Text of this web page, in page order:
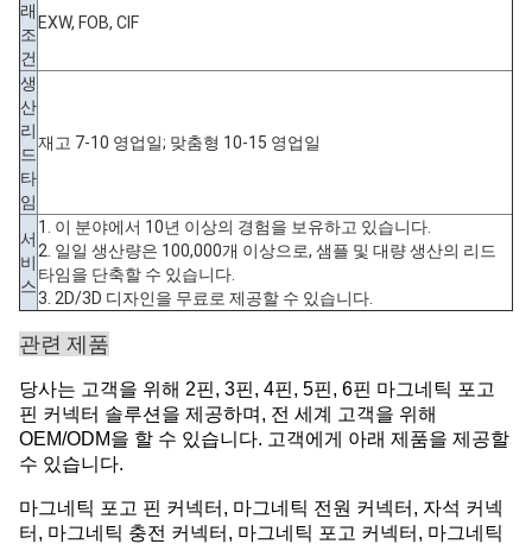
래
조
건
EXW, FOB, CIF
생
산
리
드
타
임
재고 7-10 영업일; 맞춤형 10-15 영업일
서
비
스
1. 이 분야에서 10년 이상의 경험을 보유하고 있습니다.
2. 일일 생산량은 100,000개 이상으로, 샘플 및 대량 생산의 리드
타임을 단축할 수 있습니다.
3. 2D/3D 디자인을 무료로 제공할 수 있습니다.
관련 제품
당사는 고객을 위해 2핀, 3핀, 4핀, 5핀, 6핀 마그네틱 포고
핀 커넥터 솔루션을 제공하며, 전 세계 고객을 위해
OEM/ODM을 할 수 있습니다. 고객에게 아래 제품을 제공할
수 있습니다.
마그네틱 포고 핀 커넥터, 마그네틱 전원 커넥터, 자석 커넥
터, 마그네틱 충전 커넥터, 마그네틱 포고 커넥터, 마그네틱